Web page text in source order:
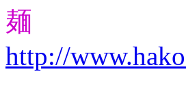
麺
http://
佐野実プ